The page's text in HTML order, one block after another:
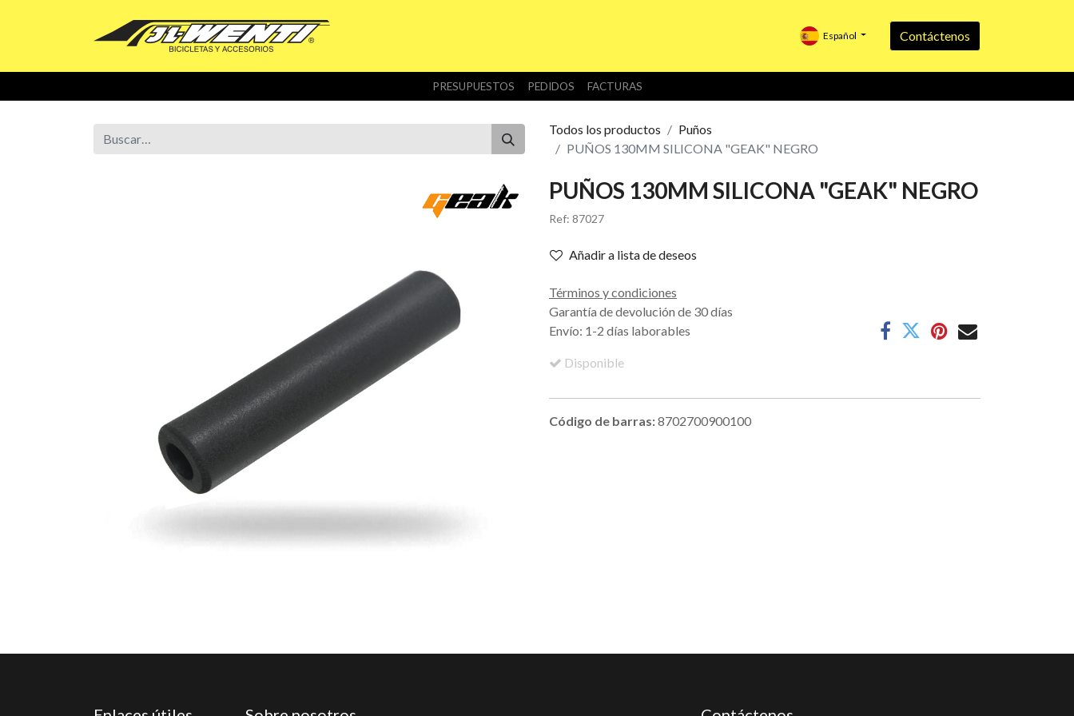
Español Contáctenos
PRESUPUESTOS PEDIDOS FACTURAS
Todos los productos
Puños
PUÑOS 130MM SILICONA "GEAK" NEGRO
PUÑOS 130MM SILICONA "GEAK" NEGRO
Ref: 87027
Añadir a lista de deseos
Términos y condiciones
Garantía de devolución de 30 días
Envío: 1-2 días laborables
Disponible
Código de barras:8702700900100